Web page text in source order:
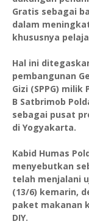
Gratis sebagai
dalam
khususnya
Hal ini
pembangunan
Gizi (SPPG)
B Satbrimob
sebagai pusat
di Yogyakarta.
Kabid Humas
menyebutkan
telah menjalani
(13/6) kemarin,
paket makanan
DIY.